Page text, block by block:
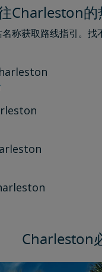
Charleston
获取路线指引。
Charleston